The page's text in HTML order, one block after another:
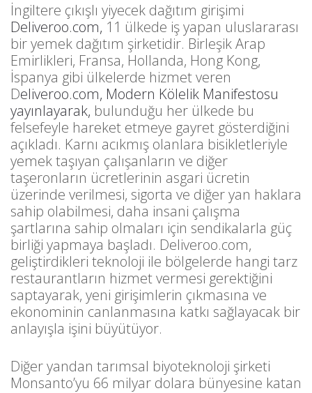
İngiltere çıkışlı yiyecek dağıtım girişimi
Deliveroo.com, 11 ülkede iş yapan uluslararası
bir yemek dağıtım şirketidir. Birleşik Arap
Emirlikleri, Fransa, Hollanda, Hong Kong,
İspanya gibi ülkelerde hizmet veren
Deliveroo.com, Modern Kölelik Manifestosu
yayınlayarak, bulunduğu her ülkede bu
felsefeyle hareket etmeye gayret gösterdiğini
açıkladı. Karnı acıkmış olanlara bisikletleriyle
yemek taşıyan çalışanların ve diğer
taşeronların ücretlerinin asgari ücretin
üzerinde verilmesi, sigorta ve diğer yan haklara
sahip olabilmesi, daha insani çalışma
şartlarına sahip olmaları için sendikalarla güç
birliği yapmaya başladı. Deliveroo.com,
geliştirdikleri teknoloji ile bölgelerde hangi tarz
restaurantların hizmet vermesi gerektiğini
saptayarak, yeni girişimlerin çıkmasına ve
ekonominin canlanmasına katkı sağlayacak bir
anlayışla işini büyütüyor.
Diğer yandan tarımsal biyoteknoloji şirketi
Monsanto’yu 66 milyar dolara bünyesine katan